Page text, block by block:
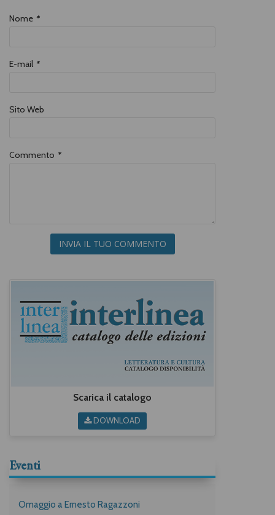
Nome *
E-mail *
Sito Web
Commento *
INVIA IL TUO COMMENTO
Scarica il catalogo
DOWNLOAD
Eventi
Omaggio a Ernesto Ragazzoni